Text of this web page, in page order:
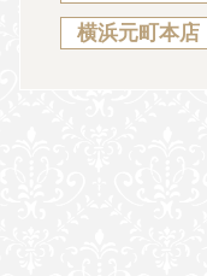
横浜元町本店